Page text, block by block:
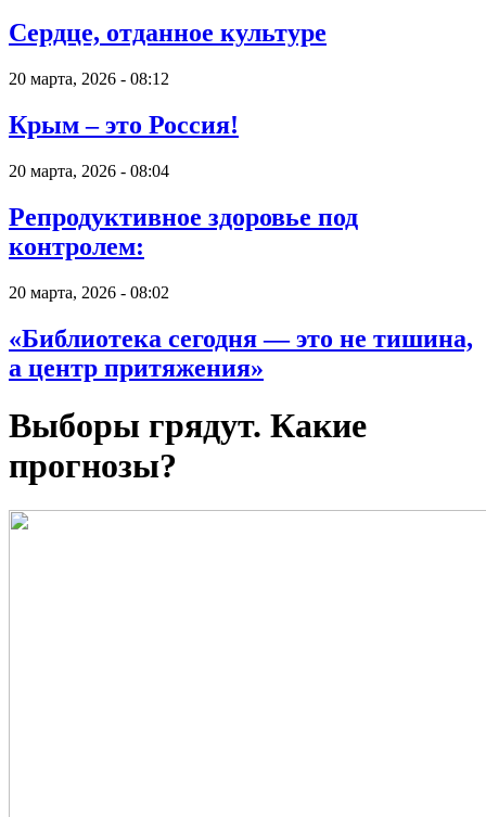
Сердце, отданное культуре
20 марта, 2026 - 08:12
Крым – это Россия!
20 марта, 2026 - 08:04
Репродуктивное здоровье под
контролем:
20 марта, 2026 - 08:02
«Библиотека сегодня — это не тишина,
а центр притяжения»
Выборы грядут. Какие
прогнозы?